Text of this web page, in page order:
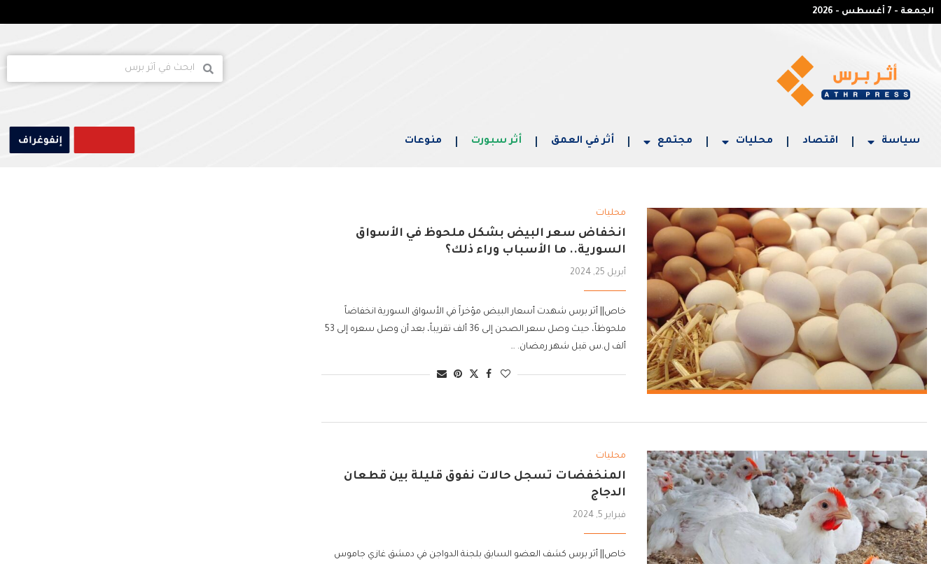
الجمعة - 7 أغسطس - 2026
سياسة اقتصاد محليات مجتمع أثر في العمق أثر سبورت منوعات
محليات
انخفاض سعر البيض بشكل ملحوظ في الأسواق
السورية.. ما الأسباب وراء ذلك؟
أبريل 25, 2024
خاص|| أثر برس شهدت أسعار البيض مؤخراً في الأسواق السورية انخفاضاً
ملحوظاً، حيث وصل سعر الصحن إلى 36 ألف تقريباً، بعد أن وصل سعره إلى 53
ألف ل.س قبل شهر رمضان. …
محليات
المنخفضات تسجل حالات نفوق قليلة بين قطعان
الدجاج
فبراير 5, 2024
خاص|| أثر برس كشف العضو السابق بلجنة الدواجن في دمشق غازي جاموس